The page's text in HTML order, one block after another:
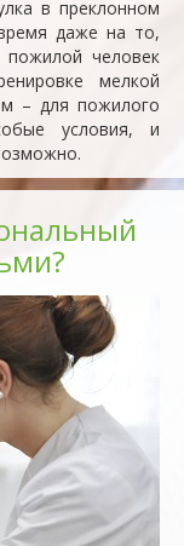
в преклонном
даже на то,
человек
мелкой
– для пожилого
условия, и